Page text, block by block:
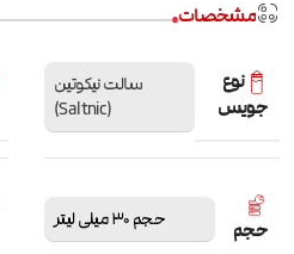
مشخصات
نوع
جویس
سالت نیکوتین
(Saltnic)
حجم حجم 30 میلی لیتر